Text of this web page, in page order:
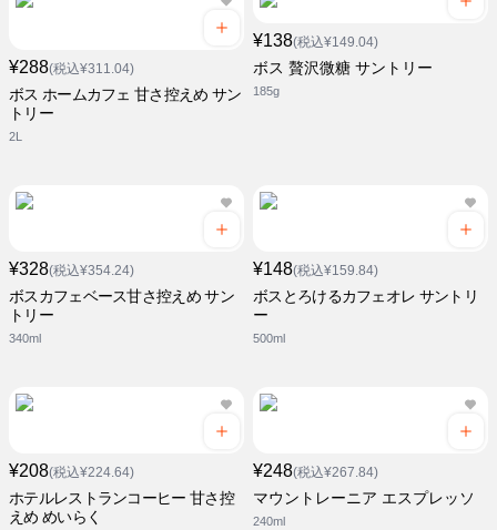
¥288(税込¥311.04)
ボス ホームカフェ 甘さ控えめ サン
トリー
2L
¥138(税込¥149.04)
ボス 贅沢微糖 サントリー
185g
¥328(税込¥354.24)
ボスカフェベース甘さ控えめ サン
トリー
340ml
¥148(税込¥159.84)
ボスとろけるカフェオレ サントリ
ー
500ml
¥208(税込¥224.64)
ホテルレストランコーヒー 甘さ控
えめ めいらく
¥248(税込¥267.84)
マウントレーニア エスプレッソ
240ml